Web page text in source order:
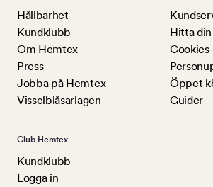
Hållbarhet
Kundklubb
Om Hemtex
Press
Jobba på Hemtex
Visselblåsarlagen
Hitta
Cookies
Öppet
Guider
Club Hemtex
Kundklubb
Logga in